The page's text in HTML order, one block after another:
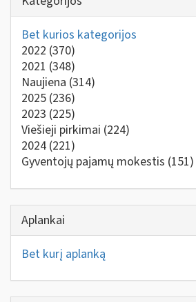
Bet kurios kategorijos
2022 (370)
2021 (348)
Naujiena (314)
2025 (236)
2023 (225)
Viešieji pirkimai (224)
2024 (221)
Gyventojų pajamų mokestis (151)
Aplankai
Bet kurį aplanką